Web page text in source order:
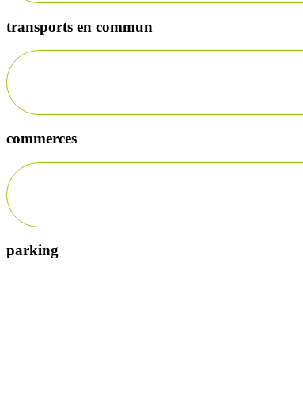
transports en commun
commerces
parking